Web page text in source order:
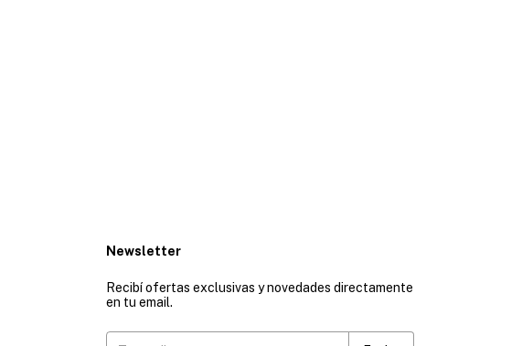
Newsletter
Recibí ofertas exclusivas y novedades directamente
en tu email.